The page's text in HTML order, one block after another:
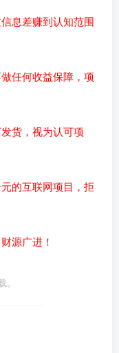
息差赚到认知范围
任何收益保障，项
货，视为认可项
的互联网项目，拒
源广进！